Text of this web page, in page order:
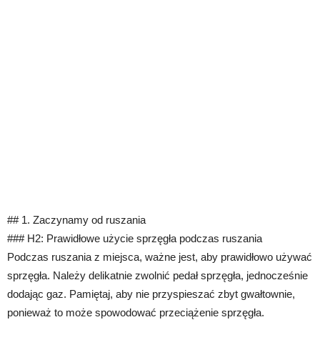
## 1. Zaczynamy od ruszania
### H2: Prawidłowe użycie sprzęgła podczas ruszania
Podczas ruszania z miejsca, ważne jest, aby prawidłowo używać
sprzęgła. Należy delikatnie zwolnić pedał sprzęgła, jednocześnie
dodając gaz. Pamiętaj, aby nie przyspieszać zbyt gwałtownie,
ponieważ to może spowodować przeciążenie sprzęgła.